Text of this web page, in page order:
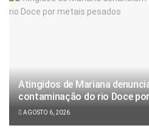
Atingidos de Mariana
contaminação do rio Doce
AGOSTO 6, 2026